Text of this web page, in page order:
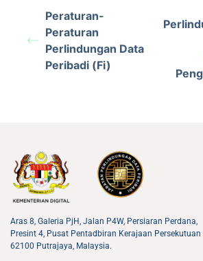
Peraturan-
Peraturan
Perlindungan Data
Peribadi (Fi)
Aras 8, Galeria PjH, Jalan P4W, Persiaran Perdana,
Presint 4, Pusat Pentadbiran Kerajaan Persekutuan
62100 Putrajaya, Malaysia.